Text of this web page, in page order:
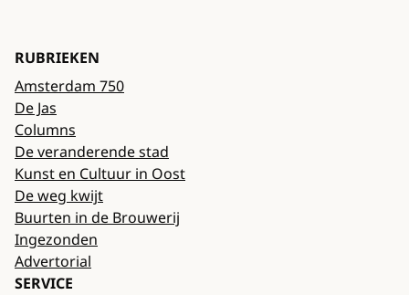
RUBRIEKEN
Amsterdam 750
De Jas
Columns
De veranderende stad
Kunst en Cultuur in Oost
De weg kwijt
Buurten in de Brouwerij
Ingezonden
Advertorial
SERVICE